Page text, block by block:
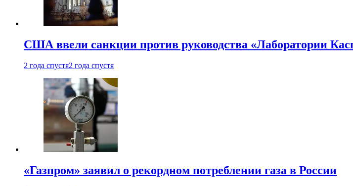
США ввели санкции против руководства «Лаборатории
2 года спустя2 года спустя
«Газпром» заявил о рекордном потреблении газа в России